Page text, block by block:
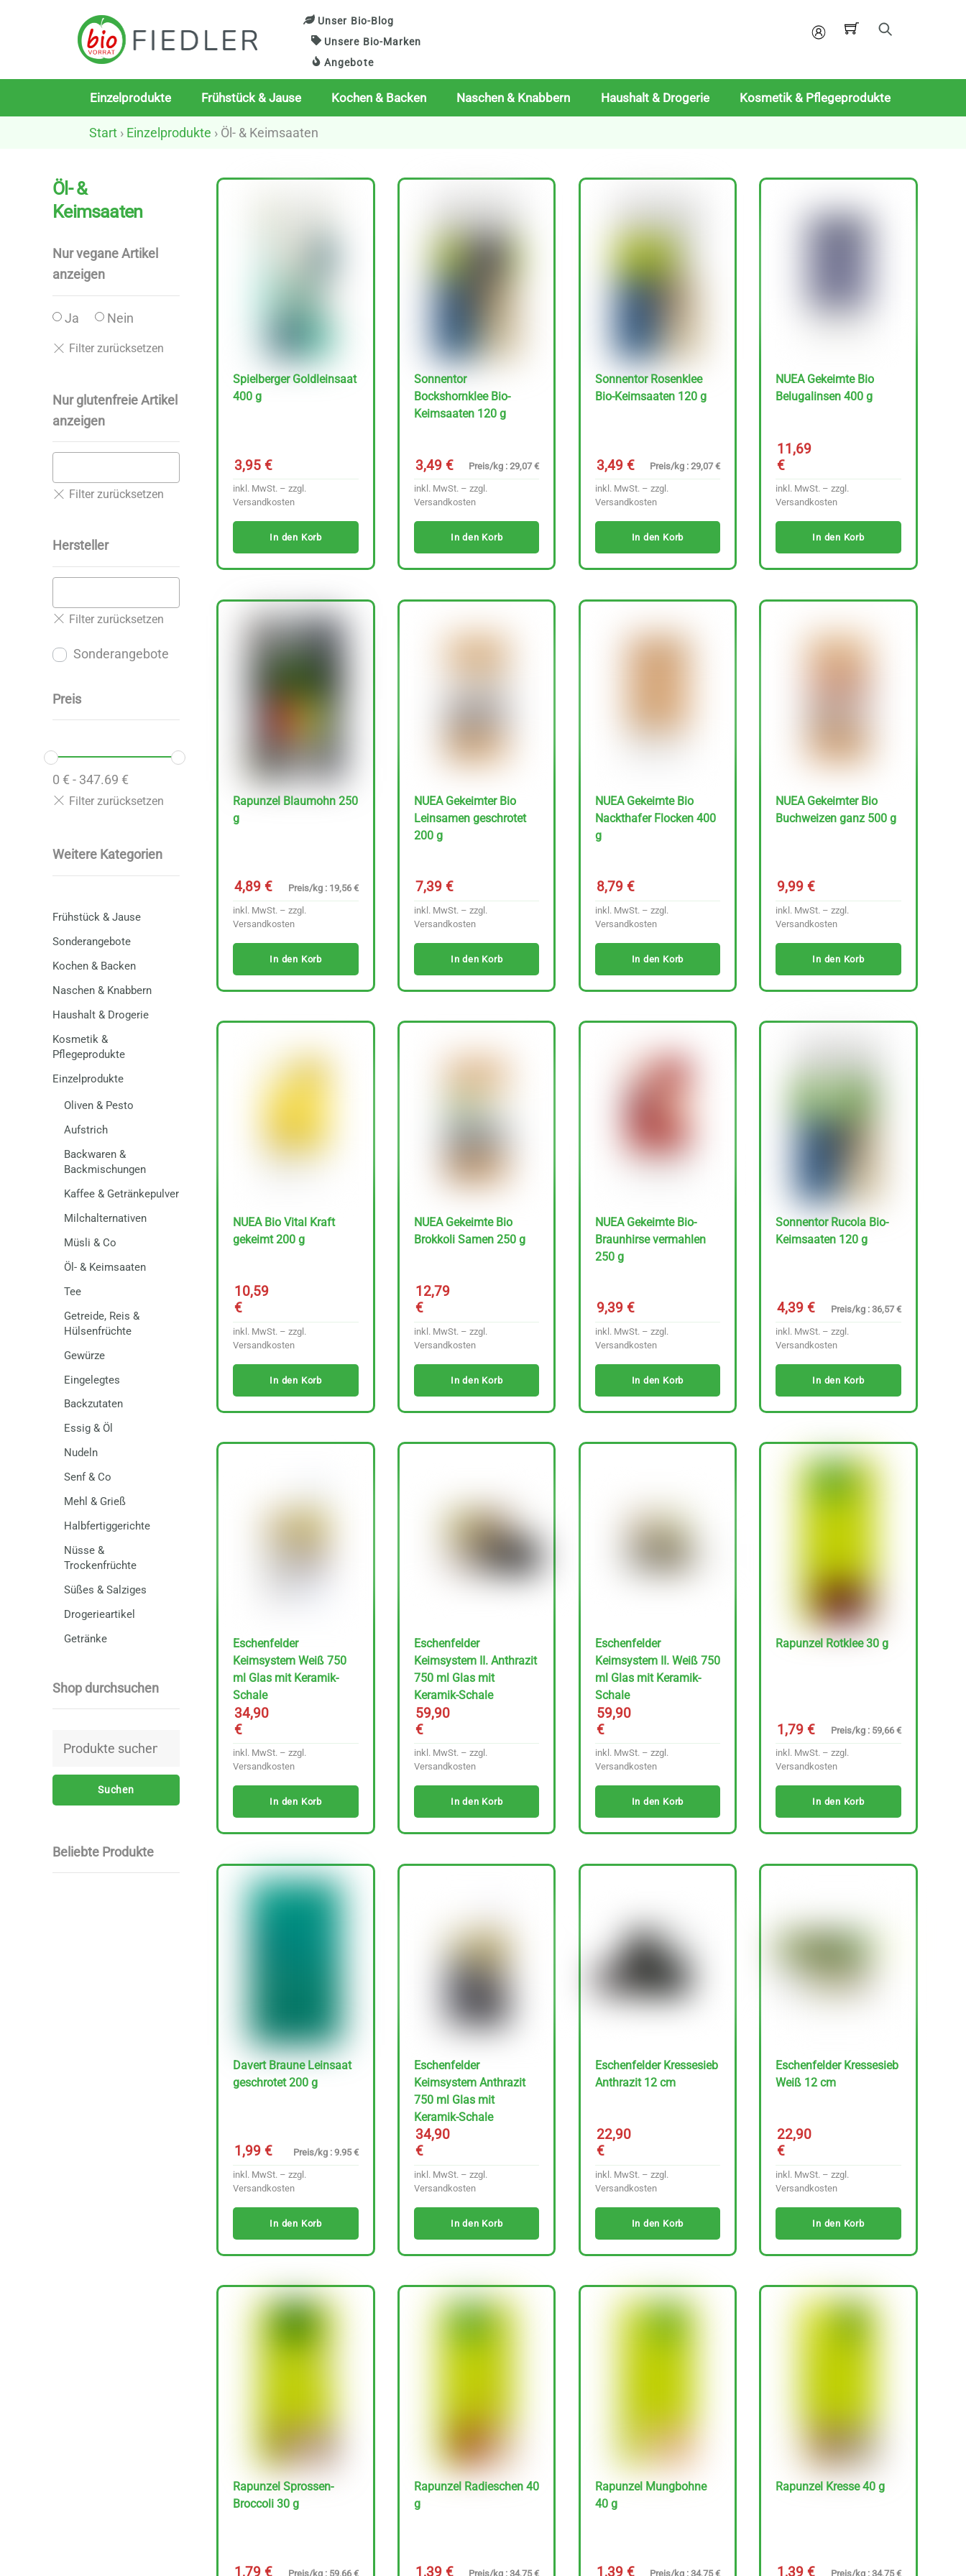
Unser Bio-Blog
Unsere Bio-Marken
Angebote
Mein
Einzelprodukte Frühstück & Jause Kochen & Backen Naschen & Knabbern Haushalt & Drogerie Kosmetik & Pflegeprodukte
Start › Einzelprodukte › Öl- & Keimsaaten
Öl- &
Keimsaaten
Nur vegane Artikel
anzeigen
Ja Nein
Nur glutenfreie Artikel
anzeigen
Hersteller
Sonderangebote
Preis
0 € - 347.69 €
Weitere Kategorien
Frühstück & Jause
Sonderangebote
Kochen & Backen
Naschen & Knabbern
Haushalt & Drogerie
Kosmetik &
Pflegeprodukte
Einzelprodukte
Oliven & Pesto
Aufstrich
Backwaren &
Backmischungen
Kaffee & Getränkepulver
Milchalternativen
Müsli & Co
Öl- & Keimsaaten
Tee
Getreide, Reis &
Hülsenfrüchte
Gewürze
Eingelegtes
Backzutaten
Essig & Öl
Nudeln
Senf & Co
Mehl & Grieß
Halbfertiggerichte
Nüsse &
Trockenfrüchte
Süßes & Salziges
Drogerieartikel
Getränke
Shop durchsuchen
Suchen
Suchen
Beliebte Produkte
Spielberger Goldleinsaat
400 g
3,95€
inkl. MwSt. – zzgl.
Versandkosten
In den Korb
Sonnentor
Bockshornklee Bio-
Keimsaaten 120 g
3,49 € Preis/kg : 29,07 €
inkl. MwSt. – zzgl.
Versandkosten
In den Korb
Sonnentor Rosenklee
Bio-Keimsaaten 120 g
3,49 € Preis/kg : 29,07 €
inkl. MwSt. – zzgl.
Versandkosten
In den Korb
NUEA Gekeimte Bio
Belugalinsen 400 g
11,69
€
inkl. MwSt. – zzgl.
Versandkosten
In den Korb
Rapunzel Blaumohn 250
g
4,89€ Preis/kg : 19,56 €
inkl. MwSt. – zzgl.
Versandkosten
In den Korb
NUEA Gekeimter Bio
Leinsamen geschrotet
200 g
7,39 €
inkl. MwSt. – zzgl.
Versandkosten
In den Korb
NUEA Gekeimte Bio
Nackthafer Flocken 400
g
8,79 €
inkl. MwSt. – zzgl.
Versandkosten
In den Korb
NUEA Gekeimter Bio
Buchweizen ganz 500 g
9,99€
inkl. MwSt. – zzgl.
Versandkosten
In den Korb
NUEA Bio Vital Kraft
gekeimt 200 g
10,59
€
inkl. MwSt. – zzgl.
Versandkosten
In den Korb
NUEA Gekeimte Bio
Brokkoli Samen 250 g
12,79
€
inkl. MwSt. – zzgl.
Versandkosten
In den Korb
NUEA Gekeimte Bio-
Braunhirse vermahlen
250 g
9,39 €
inkl. MwSt. – zzgl.
Versandkosten
In den Korb
Sonnentor Rucola Bio-
Keimsaaten 120 g
4,39€ Preis/kg : 36,57 €
inkl. MwSt. – zzgl.
Versandkosten
In den Korb
Eschenfelder
Keimsystem Weiß 750
ml Glas mit Keramik-
Schale
34,90
€
inkl. MwSt. – zzgl.
Versandkosten
In den Korb
Eschenfelder
Keimsystem II. Anthrazit
750 ml Glas mit
Keramik-Schale
59,90
€
inkl. MwSt. – zzgl.
Versandkosten
In den Korb
Eschenfelder
Keimsystem II. Weiß 750
ml Glas mit Keramik-
Schale
59,90
€
inkl. MwSt. – zzgl.
Versandkosten
In den Korb
Rapunzel Rotklee 30 g
1,79€ Preis/kg : 59,66 €
inkl. MwSt. – zzgl.
Versandkosten
In den Korb
Davert Braune Leinsaat
geschrotet 200 g
1,99€ Preis/kg : 9.95 €
inkl. MwSt. – zzgl.
Versandkosten
In den Korb
Eschenfelder
Keimsystem Anthrazit
750 ml Glas mit
Keramik-Schale
34,90
€
inkl. MwSt. – zzgl.
Versandkosten
In den Korb
Eschenfelder Kressesieb
Anthrazit 12 cm
22,90
€
inkl. MwSt. – zzgl.
Versandkosten
In den Korb
Eschenfelder Kressesieb
Weiß 12 cm
22,90
€
inkl. MwSt. – zzgl.
Versandkosten
In den Korb
Rapunzel Sprossen-
Broccoli 30 g
1,79€ Preis/kg : 59,66 €
Rapunzel Radieschen 40
g
1,39 € Preis/kg : 34,75 €
Rapunzel Mungbohne
40 g
1,39 € Preis/kg : 34,75 €
Rapunzel Kresse 40 g
1,39€ Preis/kg : 34,75 €